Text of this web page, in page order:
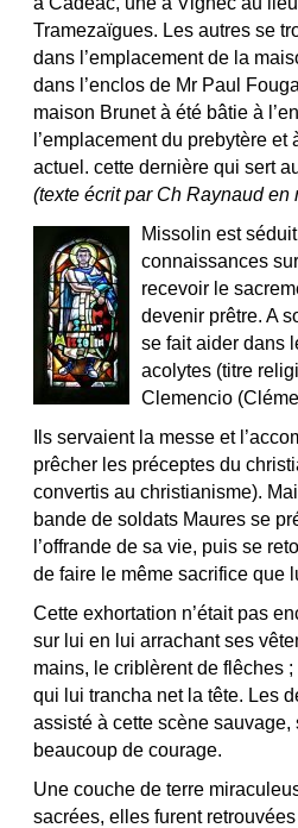
Tramezaïgues. Les autres se
dans l’emplacement de la
dans l’enclos de Mr Paul
maison Brunet à été bâtie à
l’emplacement du prebytère
actuel. cette dernière qui sert
(texte écrit par Ch Raynaud en
Missolin est
connaissances
recevoir le
devenir prêtre. A
se fait aider dans
acolytes (titre
Clemencio
Ils servaient la messe et
prêcher les préceptes du
convertis au christianisme).
bande de soldats Maures se
l’offrande de sa vie, puis se
de faire le même sacrifice que
Cette exhortation n’était pas
sur lui en lui arrachant ses
mains, le criblèrent de flêches
qui lui trancha net la tête. Les
assisté à cette scène
beaucoup de courage.
Une couche de terre
sacrées, elles furent